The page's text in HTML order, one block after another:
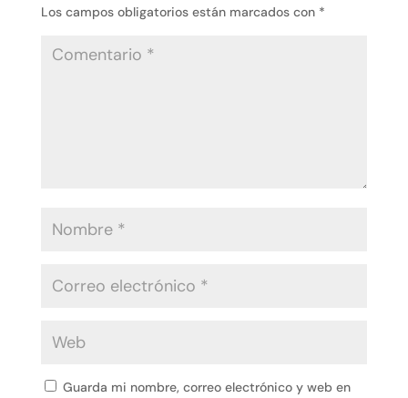
Los campos obligatorios están marcados con *
Guarda mi nombre, correo electrónico y web en